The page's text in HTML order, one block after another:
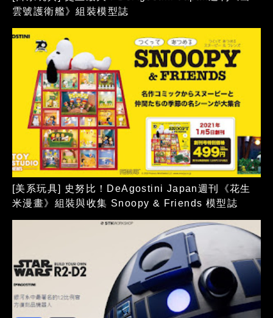
雲號護衛艦》組裝模型誌
[美系玩具] 史努比！DeAgostini Japan週刊《花生
米漫畫》組裝與收集 Snoopy & Friends 模型誌